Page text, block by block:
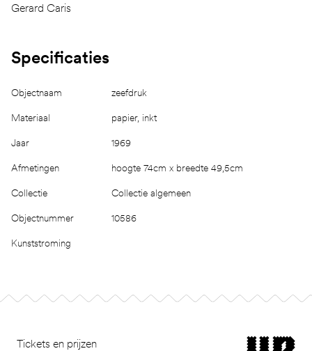
Gerard Caris
Specificaties
Objectnaam zeefdruk
Materiaal papier, inkt
Jaar 1969
Afmetingen hoogte 74cm x breedte 49,5cm
Collectie Collectie algemeen
Objectnummer 10586
Kunststroming
Tickets en prijzen museum van